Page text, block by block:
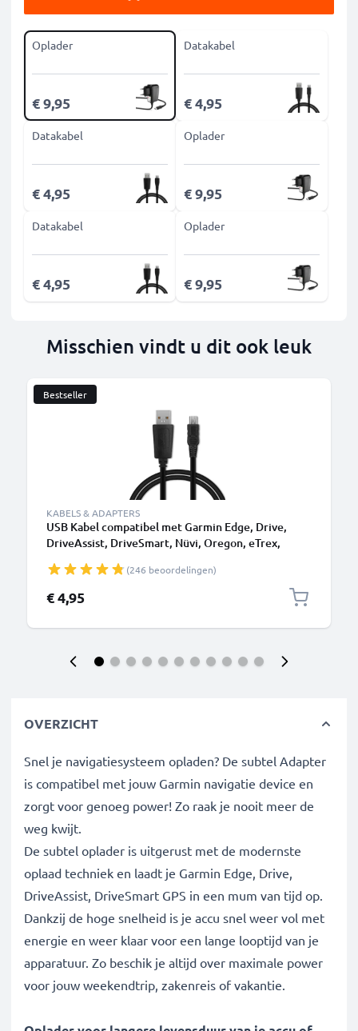
Oplader
€ 9,95
Datakabel
€ 4,95
Datakabel
€ 4,95
Oplader
€ 9,95
Datakabel
€ 4,95
Oplader
€ 9,95
Misschien vindt u dit ook leuk
Bestseller
KABELS & ADAPTERS
USB Kabel compatibel met Garmin Edge, Drive,
DriveAssist, DriveSmart, Nüvi, Oregon, eTrex,
Datakabel zwart(246 beoordelingen)
€ 4,95
OVERZICHT
Snel je navigatiesysteem opladen? De subtel Adapter
is compatibel met jouw Garmin navigatie device en
zorgt voor genoeg power! Zo raak je nooit meer de
weg kwijt.
De subtel oplader is uitgerust met de modernste
oplaad techniek en laadt je Garmin Edge, Drive,
DriveAssist, DriveSmart GPS in een mum van tijd op.
Dankzij de hoge snelheid is je accu snel weer vol met
energie en weer klaar voor een lange looptijd van je
apparatuur. Zo beschik je altijd over maximale power
voor jouw weekendtrip, zakenreis of vakantie.